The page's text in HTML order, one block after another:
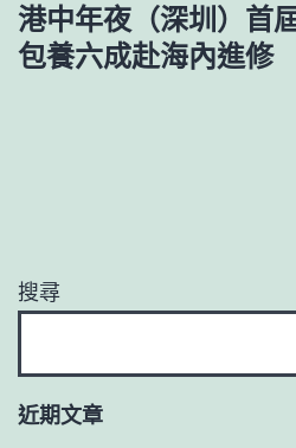
港中年夜（深圳）首
包養六成赴海內進修
搜尋
近期文章